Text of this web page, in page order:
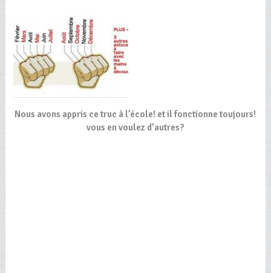
Nous avons appris ce truc à l’école! et il fonctionne toujours!
vous en voulez d’autres?